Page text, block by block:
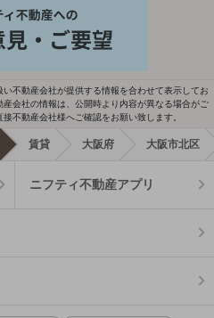
不動産会社が提供する情報を合わせて表示してお
会社の情報は、公開時より内容が異なる場合がご
不動産会社様へご確認をお願い致します。
賃貸 大阪府 大阪市北区
ニフティ不動産アプリ